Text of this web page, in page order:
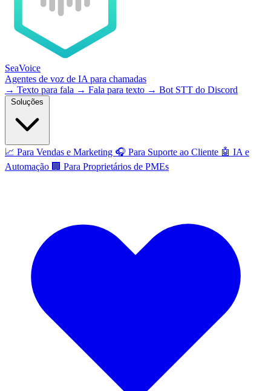
SeaVoice
Agentes de voz de IA para chamadas
→ Texto para fala → Fala para texto → Bot STT do Discord
📈 Para Vendas e Marketing 🎧 Para Suporte ao Cliente 🤖 IA e
Automação 🏢 Para Proprietários de PMEs